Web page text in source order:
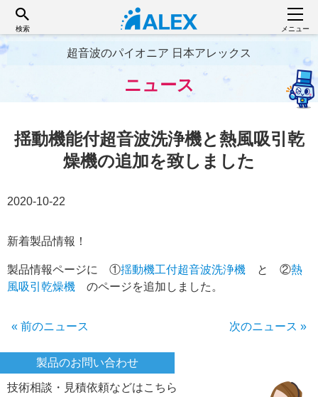
検索 メニュー
超音波のパイオニア 日本アレックス
ニュース
揺動機能付超音波洗浄機と熱風吸引乾
燥機の追加を致しました
2020-10-22
新着製品情報！
製品情報ページに ①揺動機工付超音波洗浄機 と ②熱
風吸引乾燥機 のページを追加しました。
« 前のニュース 次のニュース »
製品のお問い合わせ
技術相談・見積依頼などはこちら